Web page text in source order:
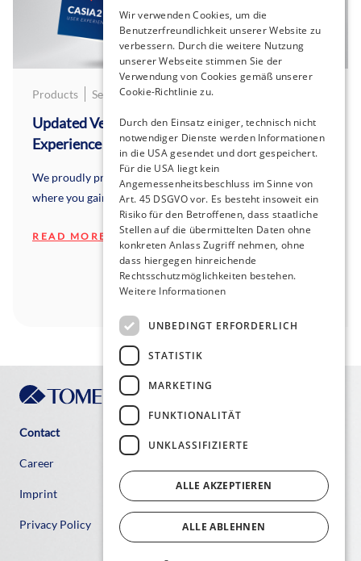
Products September 9, 2025
Updated Version 2025: CASIA2 User
Experience
We proudly present our brand new, updated brochure
where you gain insights from CASIA2 users.
READ MORE
Contact
Career
Imprint
Privacy Policy
Wir verwenden Cookies, um die
Benutzerfreundlichkeit unserer Website zu
verbessern. Durch die weitere Nutzung
unserer Webseite stimmen Sie der
Verwendung von Cookies gemäß unserer
Cookie-Richtlinie zu.
Durch den Einsatz einiger, technisch nicht
notwendiger Dienste werden Informationen
in die USA gesendet und dort gespeichert.
Für die USA liegt kein
Angemessenheitsbeschluss im Sinne von
Art. 45 DSGVO vor. Es besteht insoweit ein
Risiko für den Betroffenen, dass staatliche
Stellen auf die übermittelten Daten ohne
konkreten Anlass Zugriff nehmen, ohne
dass hiergegen hinreichende
Rechtsschutzmöglichkeiten bestehen.
Weitere Informationen
UNBEDINGT ERFORDERLICH
STATISTIK
MARKETING
FUNKTIONALITÄT
UNKLASSIFIZIERTE
ALLE AKZEPTIEREN
ALLE ABLEHNEN